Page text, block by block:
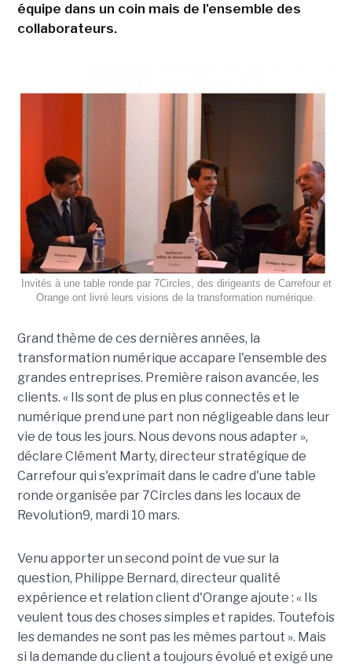
équipe dans un coin mais de l'ensemble des
collaborateurs.
Invités à une table ronde par 7Circles, des dirigeants de Carrefour et
Orange ont livré leurs visions de la transformation numérique.
Grand thème de ces dernières années, la
transformation numérique accapare l'ensemble des
grandes entreprises. Première raison avancée, les
clients. « Ils sont de plus en plus connectés et le
numérique prend une part non négligeable dans leur
vie de tous les jours. Nous devons nous adapter »,
déclare Clément Marty, directeur stratégique de
Carrefour qui s'exprimait dans le cadre d'une table
ronde organisée par 7Circles dans les locaux de
Revolution9, mardi 10 mars.
Venu apporter un second point de vue sur la
question, Philippe Bernard, directeur qualité
expérience et relation client d'Orange ajoute : « Ils
veulent tous des choses simples et rapides. Toutefois
les demandes ne sont pas les mêmes partout ». Mais
si la demande du client a toujours évolué et exigé une